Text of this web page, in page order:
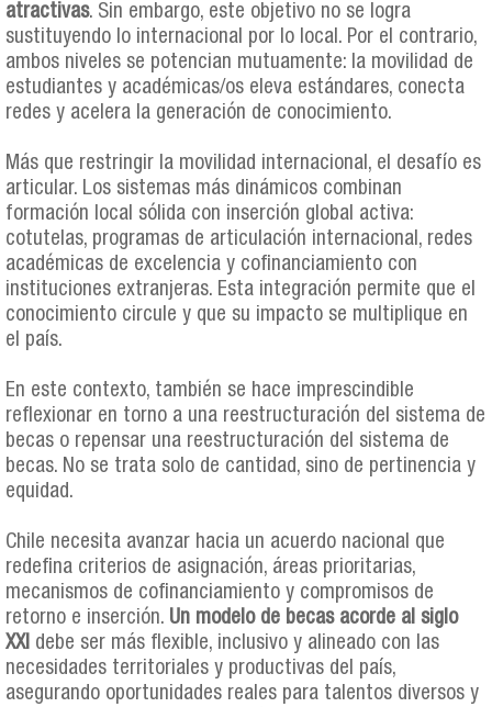
atractivas. Sin embargo, este objetivo no se logra
sustituyendo lo internacional por lo local. Por el contrario,
ambos niveles se potencian mutuamente: la movilidad de
estudiantes y académicas/os eleva estándares, conecta
redes y acelera la generación de conocimiento.
Más que restringir la movilidad internacional, el desafío es
articular. Los sistemas más dinámicos combinan
formación local sólida con inserción global activa:
cotutelas, programas de articulación internacional, redes
académicas de excelencia y cofinanciamiento con
instituciones extranjeras. Esta integración permite que el
conocimiento circule y que su impacto se multiplique en
el país.
En este contexto, también se hace imprescindible
reflexionar en torno a una reestructuración del sistema de
becas o repensar una reestructuración del sistema de
becas. No se trata solo de cantidad, sino de pertinencia y
equidad.
Chile necesita avanzar hacia un acuerdo nacional que
redefina criterios de asignación, áreas prioritarias,
mecanismos de cofinanciamiento y compromisos de
retorno e inserción. Un modelo de becas acorde al siglo
XXI debe ser más flexible, inclusivo y alineado con las
necesidades territoriales y productivas del país,
asegurando oportunidades reales para talentos diversos y